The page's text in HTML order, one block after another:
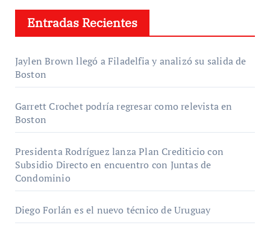
Entradas Recientes
Jaylen Brown llegó a Filadelfia y analizó su salida de
Boston
Garrett Crochet podría regresar como relevista en
Boston
Presidenta Rodríguez lanza Plan Crediticio con
Subsidio Directo en encuentro con Juntas de
Condominio
Diego Forlán es el nuevo técnico de Uruguay